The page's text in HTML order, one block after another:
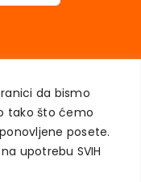
da bismo
tako što ćemo
posete.
upotrebu SVIH